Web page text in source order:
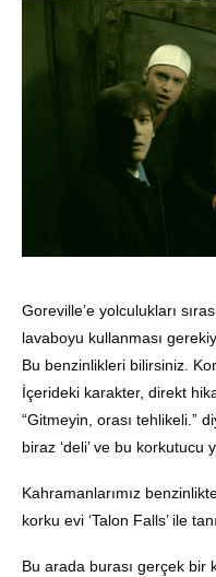
Goreville’e yolculukları
lavaboyu kullanması
Bu benzinlikleri bilirsiniz.
İçerideki karakter, direkt
“Gitmeyin, orası tehlikeli.”
biraz ‘deli’ ve bu
Kahramanlarımız
korku evi ‘Talon Falls’ ile
Bu arada burası gerçek